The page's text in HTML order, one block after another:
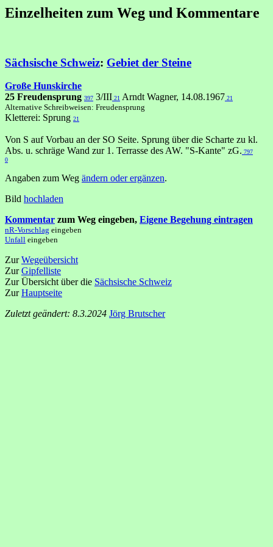
Einzelheiten zum Weg und Kommentare
Sächsische Schweiz: Gebiet der Steine
Große Hunskirche
25 Freudensprung 397 3/III 21 Arndt Wagner, 14.08.1967 21
Alternative Schreibweisen: Freudensprung
Kletterei: Sprung 21
Von S auf Vorbau an der SO Seite. Sprung über die Scharte zu kl.
Abs. u. schräge Wand zur 1. Terrasse des AW. "S-Kante" zG. 797
0
Angaben zum Weg ändern oder ergänzen.
Bild hochladen
Kommentar zum Weg eingeben, Eigene Begehung eintragen
nR-Vorschlag eingeben
Unfall eingeben
ZurWegeübersicht
ZurGipfelliste
Zur Übersicht über die Sächsische Schweiz
ZurHauptseite
Zuletzt geändert: 8.3.2024 Jörg Brutscher